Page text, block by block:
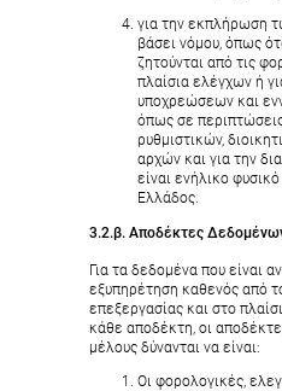
για την εκπλήρωση
βάσει νόμου, όπως
ζητούνται από τις
πλαίσια ελέγχων ή
υποχρεώσεων και
όπως σε
ρυθμιστικών,
αρχών και για την
είναι ενήλικο
Ελλάδος.
3.2.β. Αποδέκτες
Για τα δεδομένα που είναι
εξυπηρέτηση καθενός από
επεξεργασίας και στο
κάθε αποδέκτη, οι
μέλους δύνανται να είναι:
Οι φορολογικές,